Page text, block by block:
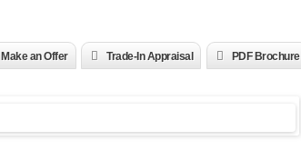
Make an Offer Trade-In Appraisal PDF Brochure